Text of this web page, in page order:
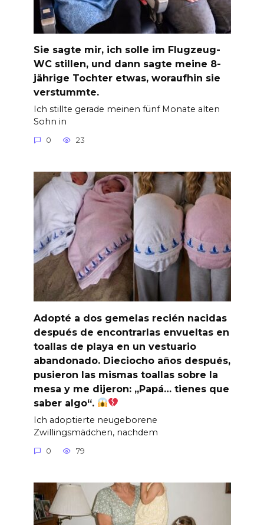
Sie sagte mir, ich solle im Flugzeug-
WC stillen, und dann sagte meine 8-
jährige Tochter etwas, woraufhin sie
verstummte.
Ich stillte gerade meinen fünf Monate alten
Sohn in
0 23
Adopté a dos gemelas recién nacidas
después de encontrarlas envueltas en
toallas de playa en un vestuario
abandonado. Dieciocho años después,
pusieron las mismas toallas sobre la
mesa y me dijeron: „Papá… tienes que
saber algo“.
Ich adoptierte neugeborene
Zwillingsmädchen, nachdem
0 79